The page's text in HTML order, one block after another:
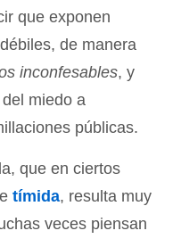
que exponen
de manera
inconfesables, y
miedo a
públicas.
que en ciertos
tímida, resulta muy
veces piensan